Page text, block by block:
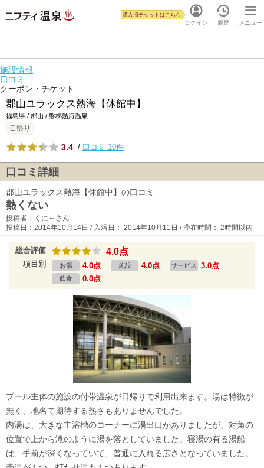
ログイン
購入済チケットはこちら
履歴 メニュー
施設情報
口コミ
クーポン・チケット
郡山ユラックス熱海【休館中】
福島県 / 郡山 / 磐梯熱海温泉
日帰り
3.4 / 口コミ 10件
口コミ詳細
郡山ユラックス熱海【休館中】の口コミ
熱くない
投稿者：くに～さん
投稿日：2014年10月14日 / 入浴日： 2014年10月11日 / 滞在時間： 2時間以内
総合評価 4.0点
項目別 お湯 4.0点 施設 4.0点 サービス 3.0点
飲食 0.0点
プール主体の施設の付帯温泉が日帰りで利用出来ます。湯は特徴が
無く、地名て期待する熱さもありませんでした。
内湯は、大きな主浴槽のコーナーに湯出口がありましたが、対角の
位置で上から滝のように湯を落としていました。寝湯の有る湯船
は、手前が深くなっていて、普通に入れる広さとなっていました。